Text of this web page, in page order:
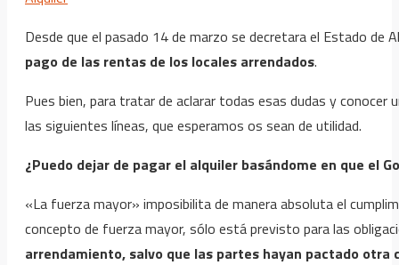
Desde que el pasado 14 de marzo se decretara el Estado de
pago de las rentas de los locales arrendados.
Pues bien, para tratar de aclarar todas esas dudas y
las siguientes líneas, que esperamos os sean de utilidad.
¿Puedo dejar de pagar el alquiler basándome en que el
«La fuerza mayor» imposibilita de manera absoluta el
concepto de fuerza mayor, sólo está previsto para las
arrendamiento, salvo que las partes hayan pactado